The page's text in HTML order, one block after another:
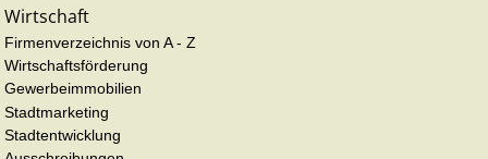
Wirtschaft
Firmenverzeichnis von A - Z
Wirtschaftsförderung
Gewerbeimmobilien
Stadtmarketing
Stadtentwicklung